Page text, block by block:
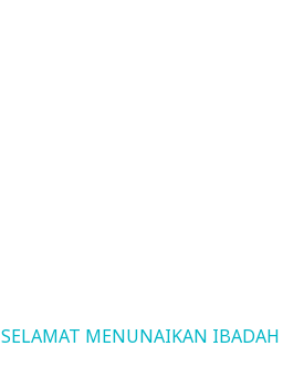
SELAMAT MENUNAIKAN IBADAH